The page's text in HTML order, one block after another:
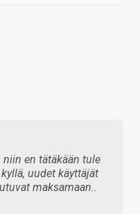
niin en tätäkään tule
uudet käyttäjät
maksamaan..